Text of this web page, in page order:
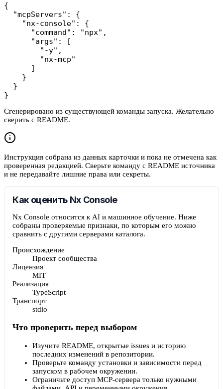
{
  "mcpServers": {
    "nx-console": {
      "command": "npx",
      "args": [
        "-y",
        "nx-mcp"
      ]
    }
  }
}
Сгенерировано из существующей команды запуска. Желательно
сверить с README.
Инструкция собрана из данных карточки и пока не отмечена как
проверенная редакцией. Сверьте команду с README источника
и не передавайте лишние права или секреты.
Как оценить Nx Console
Nx Console относится к AI и машинное обучение. Ниже
собраны проверяемые признаки, по которым его можно
сравнить с другими серверами каталога.
Происхождение
Проект сообщества
Лицензия
MIT
Реализация
TypeScript
Транспорт
stdio
Что проверить перед выбором
Изучите README, открытые issues и историю
последних изменений в репозитории.
Проверьте команду установки и зависимости перед
запуском в рабочем окружении.
Ограничьте доступ MCP-сервера только нужными